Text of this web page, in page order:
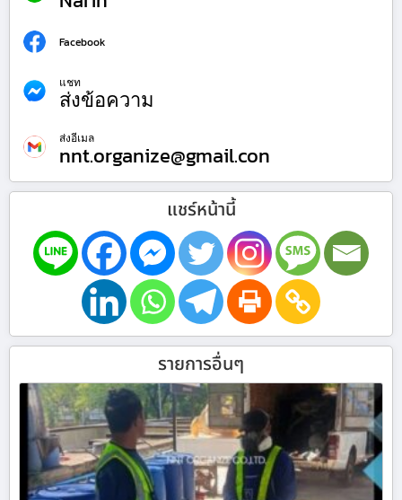
Facebook
แชท
ส่งข้อความ
ส่งอีเมล
nnt.organize@gmail.con
แชร์หน้านี้
รายการอื่นๆ